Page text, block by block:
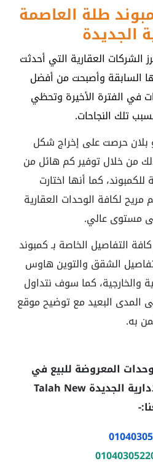
طلة العاصمة
الجديدة
الشركات العقارية التي أحدثت
السابقة وأصبحت من أفضل
في الفترة الأخيرة وتحظي
تلك النجاحات.
بلان حرصت على إخراج شكل
من خلال توفير كم هائل من
كما أنها اختارت
لكافة الوحدات العقارية
مستوى عالي.
التفاصيل الخاصة بـكمبوند
الشقق والتوين هاوس
والخارجية، كما سوف نتداول
المدى البعيد مع توضيح موقع
به.
المعروضة للبيع في
الجديدةTalah New